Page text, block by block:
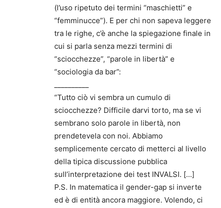
(l’uso ripetuto dei termini “maschietti” e
“femminucce”). E per chi non sapeva leggere
tra le righe, c’è anche la spiegazione finale in
cui si parla senza mezzi termini di
“sciocchezze”, “parole in libertà” e
“sociologia da bar”:
“Tutto ciò vi sembra un cumulo di
sciocchezze? Difficile darvi torto, ma se vi
sembrano solo parole in libertà, non
prendetevela con noi. Abbiamo
semplicemente cercato di metterci al livello
della tipica discussione pubblica
sull’interpretazione dei test INVALSI. […]
P.S. In matematica il gender-gap si inverte
ed è di entità ancora maggiore. Volendo, ci